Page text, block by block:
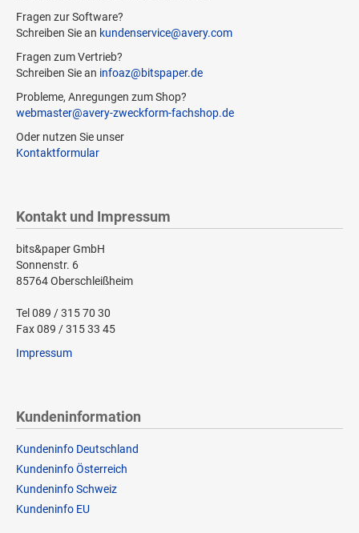
Fragen zur Software?
Schreiben Sie an kundenservice@avery.com
Fragen zum Vertrieb?
Schreiben Sie an infoaz@bitspaper.de
Probleme, Anregungen zum Shop?
webmaster@avery-zweckform-fachshop.de
Oder nutzen Sie unser
Kontaktformular
Kontakt und Impressum
bits&paper GmbH
Sonnenstr. 6
85764 Oberschleißheim
Tel 089 / 315 70 30
Fax 089 / 315 33 45
Impressum
Kundeninformation
Kundeninfo Deutschland
Kundeninfo Österreich
Kundeninfo Schweiz
Kundeninfo EU